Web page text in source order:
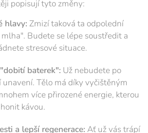
popisují tyto změny:
hlavy: Zmizí taková ta odpolední
Budete se lépe soustředit a
stresové situace.
baterek": Už nebudete po
unavení. Tělo má díky vyčištěným
více přirozené energie, kterou
kávou.
a lepší regenerace: Ať už vás trápí